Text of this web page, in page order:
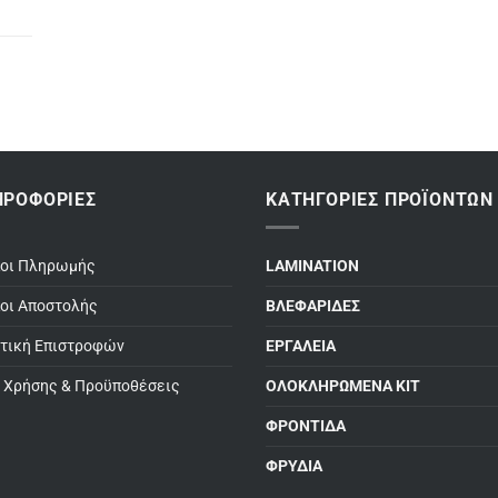
Πληρωμής
Αποστολής
Επιστροφών
Χρήσης & Προϋποθέσεις
ΚΑΤΗΓΟΡΊΕΣ ΠΡΟΪΌΝΤΩΝ
LAMINATION
ΒΛΕΦΑΡΙΔΕΣ
ΕΡΓΑΛΕΙΑ
ΟΛΟΚΛΗΡΩΜΕΝΑ ΚΙΤ
ΦΡΟΝΤΙΔΑ
ΦΡΥΔΙΑ